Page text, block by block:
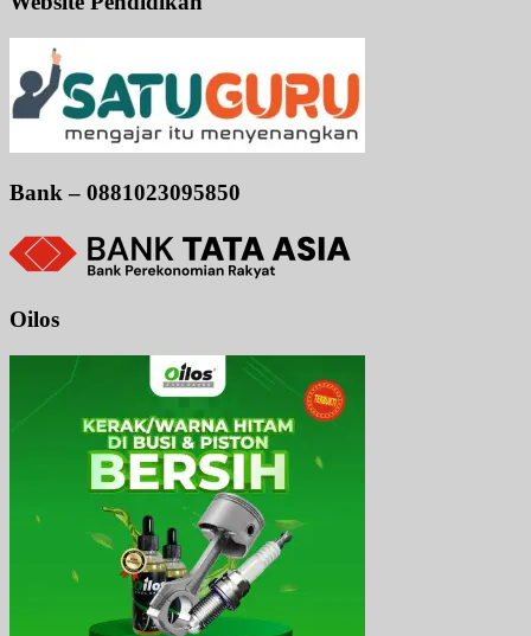
Bank – 0881023095850
Oilos